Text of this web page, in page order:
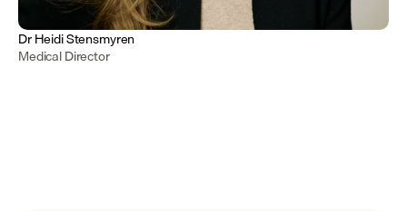
Dr Heidi Stensmyren
Medical Director